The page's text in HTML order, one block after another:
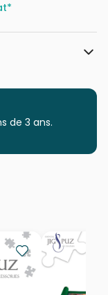
le Puzzle
en France
de 3 ans.